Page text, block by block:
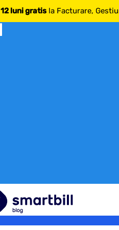
12 luni gratis la Facturare,